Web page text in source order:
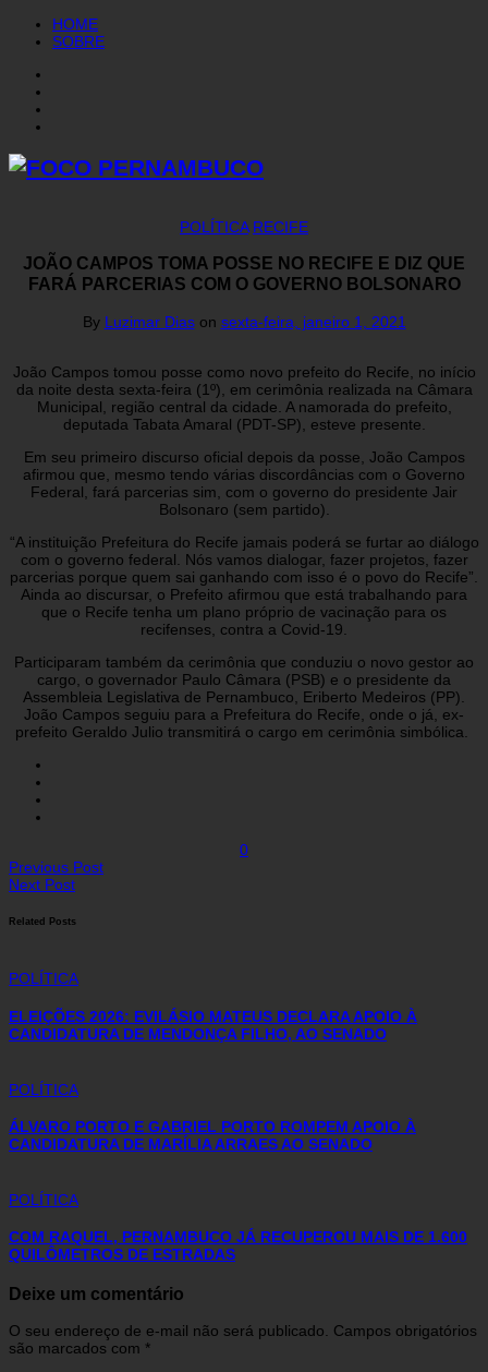
HOME
SOBRE
POLÍTICA RECIFE
JOÃO CAMPOS TOMA POSSE NO RECIFE E DIZ QUE
FARÁ PARCERIAS COM O GOVERNO BOLSONARO
By Luzimar Dias on sexta-feira, janeiro 1, 2021
João Campos tomou posse como novo prefeito do Recife, no início
da noite desta sexta-feira (1º), em cerimônia realizada na Câmara
Municipal, região central da cidade. A namorada do prefeito,
deputada Tabata Amaral (PDT-SP), esteve presente.
Em seu primeiro discurso oficial depois da posse, João Campos
afirmou que, mesmo tendo várias discordâncias com o Governo
Federal, fará parcerias sim, com o governo do presidente Jair
Bolsonaro (sem partido).
“A instituição Prefeitura do Recife jamais poderá se furtar ao diálogo
com o governo federal. Nós vamos dialogar, fazer projetos, fazer
parcerias porque quem sai ganhando com isso é o povo do Recife”.
Ainda ao discursar, o Prefeito afirmou que está trabalhando para
que o Recife tenha um plano próprio de vacinação para os
recifenses, contra a Covid-19.
Participaram também da cerimônia que conduziu o novo gestor ao
cargo, o governador Paulo Câmara (PSB) e o presidente da
Assembleia Legislativa de Pernambuco, Eriberto Medeiros (PP).
João Campos seguiu para a Prefeitura do Recife, onde o já, ex-
prefeito Geraldo Julio transmitirá o cargo em cerimônia simbólica.
0
Previous Post
Next Post
Related Posts
POLÍTICA
ELEIÇÕES 2026: EVILÁSIO MATEUS DECLARA APOIO À
CANDIDATURA DE MENDONÇA FILHO, AO SENADO
POLÍTICA
ÁLVARO PORTO E GABRIEL PORTO ROMPEM APOIO À
CANDIDATURA DE MARÍLIA ARRAES AO SENADO
POLÍTICA
COM RAQUEL, PERNAMBUCO JÁ RECUPEROU MAIS DE 1.600
QUILÔMETROS DE ESTRADAS
Deixe um comentário
O seu endereço de e-mail não será publicado. Campos obrigatórios
são marcados com *